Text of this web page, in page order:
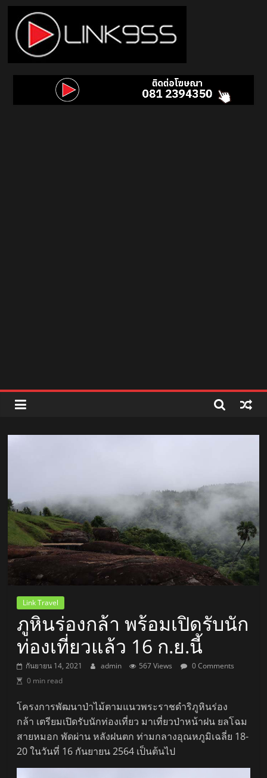
Skip
content
Link
95.5
ลพบุรี
สถานี
ลพบุรี
Link Travel
ภูหินร่องกล้า พร้อมเปิดรับนัก
ท่องเที่ยวแล้ว 16 ก.ย.นี้
กันยายน 14, 2021 admin 567 Views
0 Comments
0 min read
โครงการพัฒนาป่าไม้ตามแนวพระราชดำริภูหินร่อง
กล้า เตรียมเปิดรับนักท่องเที่ยว มาเที่ยวป่าหน้าฝน ยลโฉม
สายหมอก พัดผ่าน หลังฝนตก ท่ามกลางอุณหภูมิเฉลี่ย 18-
20 ในวันที่ 16 กันยายน 2564 เป็นต้นไป